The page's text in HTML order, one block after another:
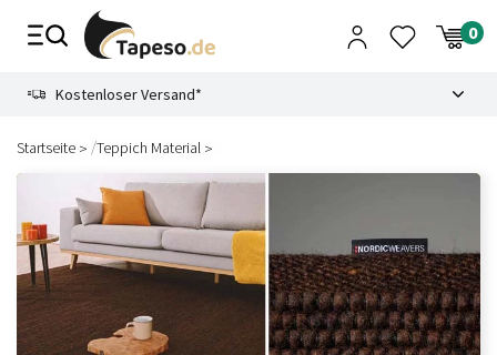
Zusammenbruch
Kostenloser Versand*
Startseite /Teppich Material